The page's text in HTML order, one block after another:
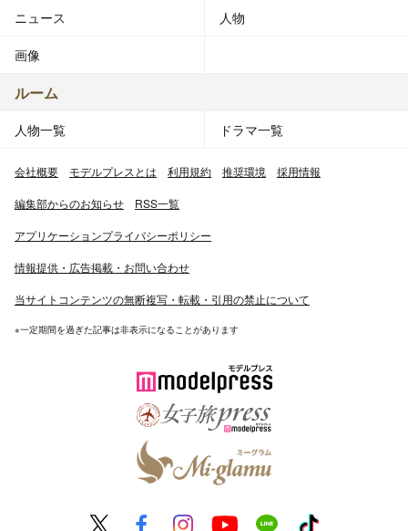
ニュース 人物
画像
ルーム
人物一覧 ドラマ一覧
会社概要 モデルプレスとは 利用規約 推奨環境 採用情報
編集部からのお知らせ RSS一覧
アプリケーションプライバシーポリシー
情報提供・広告掲載・お問い合わせ
当サイトコンテンツの無断複写・転載・引用の禁止について
※一定期間を過ぎた記事は非表示になることがあります